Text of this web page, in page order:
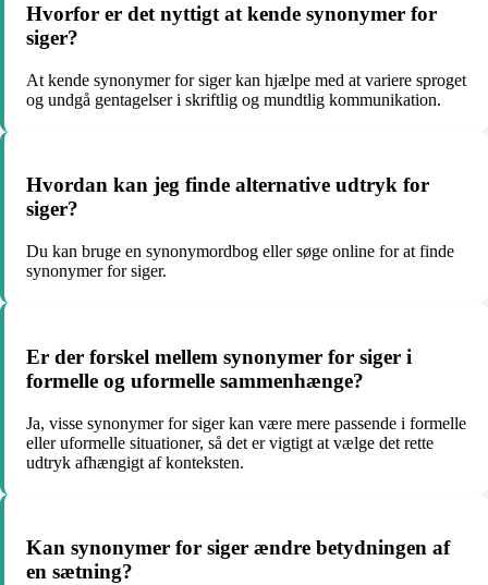
Hvorfor er det nyttigt at kende synonymer for
siger?
At kende synonymer for siger kan hjælpe med at variere sproget
og undgå gentagelser i skriftlig og mundtlig kommunikation.
Hvordan kan jeg finde alternative udtryk for
siger?
Du kan bruge en synonymordbog eller søge online for at finde
synonymer for siger.
Er der forskel mellem synonymer for siger i
formelle og uformelle sammenhænge?
Ja, visse synonymer for siger kan være mere passende i formelle
eller uformelle situationer, så det er vigtigt at vælge det rette
udtryk afhængigt af konteksten.
Kan synonymer for siger ændre betydningen af
en sætning?